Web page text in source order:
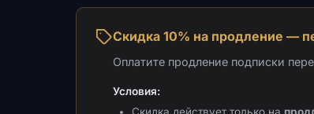
Скидка 10% на продление —
Оплатите продление подписки
Условия:
Скидка действует только на